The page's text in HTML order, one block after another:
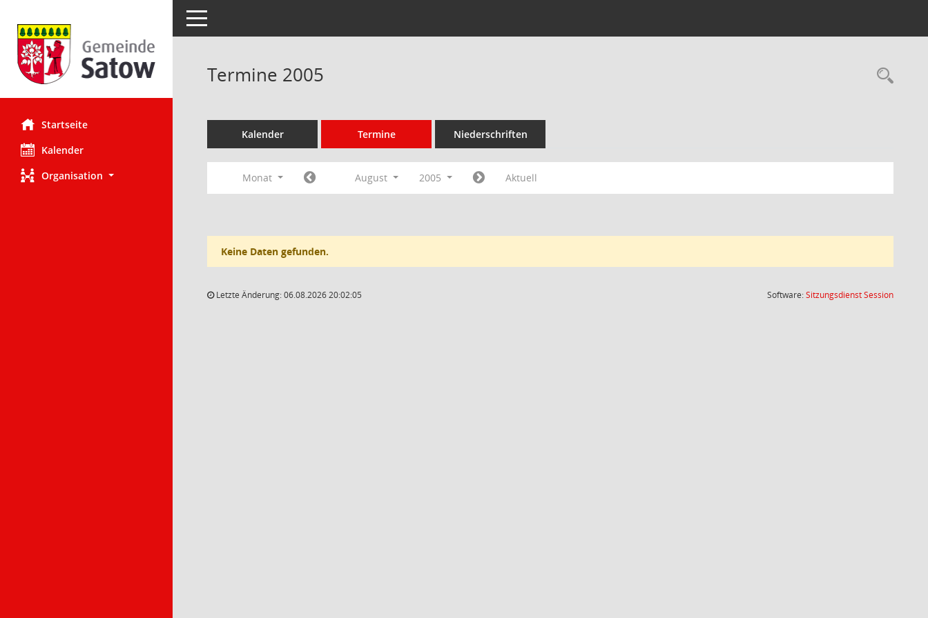
Startseite
Kalender
Organisation
Toggle navigation
Termine 2005
Kalender Termine Niederschriften
Monat August 2005 Aktuell
Keine Daten gefunden.
Letzte Änderung: 06.08.2026 20:02:05 Software:SitzungsdienstSession(Wird in